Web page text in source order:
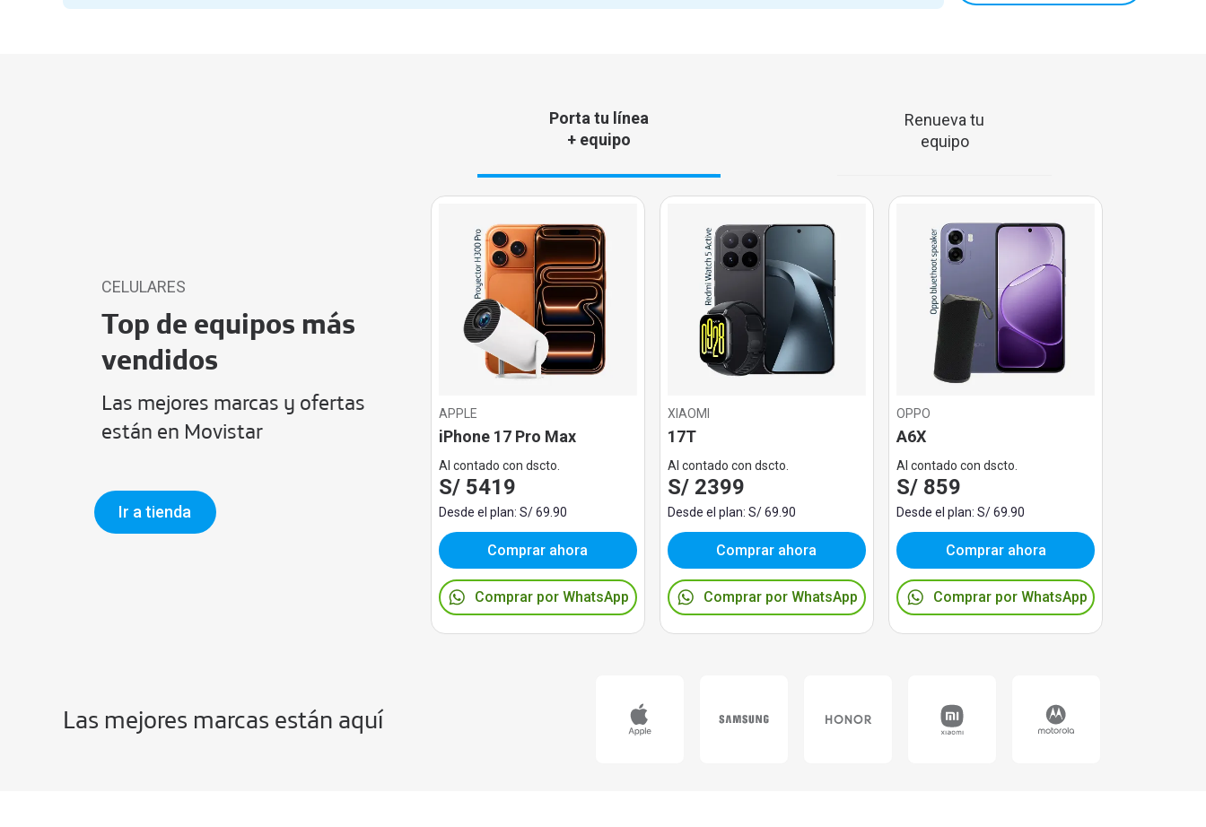
CELULARES
Top de equipos más
vendidos
Las mejores marcas y ofertas
están en Movistar
Ir a tienda
Porta tu línea
+ equipo
Renueva tu
equipo
APPLE
iPhone 17 Pro Max
Al contado con dscto.
S/ 5419
Desde el plan: S/ 69.90
Comprar ahora
Comprar por WhatsApp
XIAOMI
17T
Al contado con dscto.
S/ 2399
Desde el plan: S/ 69.90
Comprar ahora
Comprar por WhatsApp
OPPO
A6X
Al contado con dscto.
S/ 859
Desde el plan: S/ 69.90
Comprar ahora
Comprar por WhatsApp
Las mejores marcas están aquí